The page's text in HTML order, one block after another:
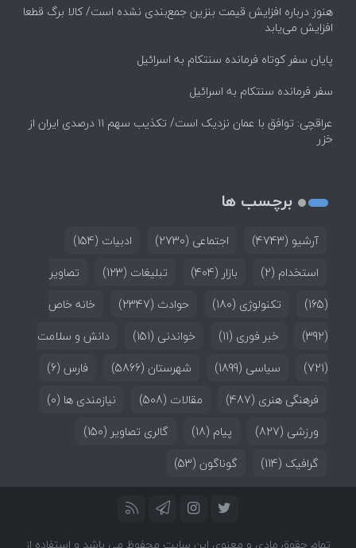
هنوز درباره افزایش قیمت بنزین جمع‌بندی نشده است/ کالا برگ قطعا
افزایش می‌یابد
پایان سفر کوتاه فرمانده سنتکام به اسرائیل
سفر فرمانده سنتکام به اسرائیل
عراقچی: توافق با عمان نزدیک است/ تکذیب سهم ۱۱ درصدی ایران از
خزر
برچسب ها
آرشیو (4743) اجتماعی (2730) ادبیات (154)
استخدام (2) بازار (404) تبلیغات (123)
تصاویر
(165)
تکنولوژی (180) حوادث (2347)
خانه خاص
(392)
خبر فوری (11) خواندنی (151)
دانش و سلامت
(721)
سیاسی (1899) شهرستان (5866) فارس (6)
فرهنگی هنری (487) مقالات (508) نیازمندی ها (0)
ورزشی (827) پیام (18) گالری تصاویر (150)
گرافیک (114) گوناگون (53)